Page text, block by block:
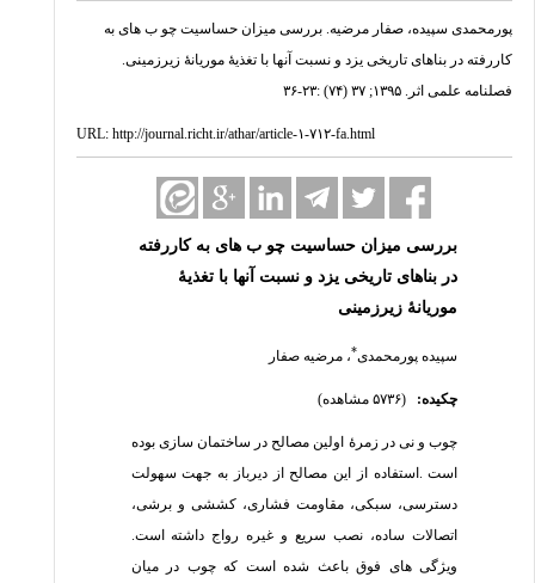
پورمحمدی سپیده، صفار مرضیه. بررسی میزان حساسیت چو ب های به
کاررفته در بناهای تاریخی یزد و نسبت آنها با تغذیۀ موریانۀ زیرزمینی.
فصلنامه علمی اثر. ۱۳۹۵; ۳۷ (۷۴) :۲۳-۳۶
URL: http://journal.richt.ir/athar/article-۱-۷۱۲-fa.html
بررسی میزان حساسیت چو ب های به کاررفته
در بناهای تاریخی یزد و نسبت آنها با تغذیۀ
موریانۀ زیرزمینی
سپیده پورمحمدی*، مرضیه صفار
چکیده: (۵۷۳۶ مشاهده)
چوب و نی در زمرۀ اولین مصالح در ساختمان سازی بوده
است. استفاده از این مصالح از دیرباز به جهت سهولت
دسترسی، سبکی، مقاومت فشاری، کششی و برشی،
اتصالات ساده، نصب سریع و غیره رواج داشته است.
ویژگی های فوق باعث شده است که چوب در
میان